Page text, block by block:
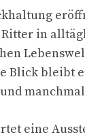
in
Blick bleibt
eine